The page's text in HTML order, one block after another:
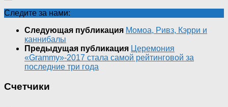
Следите за нами:
Следующая публикация Момоа, Ривз, Кэрри и
каннибалы
Предыдущая публикация Церемония
«Grammy»-2017 стала самой рейтинговой за
последние три года
Счетчики